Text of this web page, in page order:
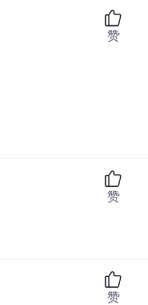
赞
赞
赞